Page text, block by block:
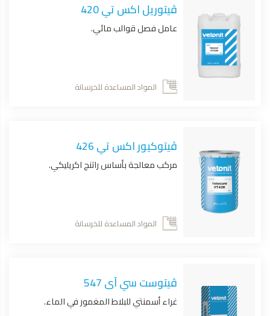
ڤيتوريل اكس تي 420
عامل فصل قوالب مائي.
المواد المساعدة للخرسانة
ڤيتوكيور اكس تي 426
مركب معالجة بأساس راتنج اكريليكي.
المواد المساعدة للخرسانة
ڤيتوست سي آى 547
غراء أسمنتي للبلاط المغمور في الماء.